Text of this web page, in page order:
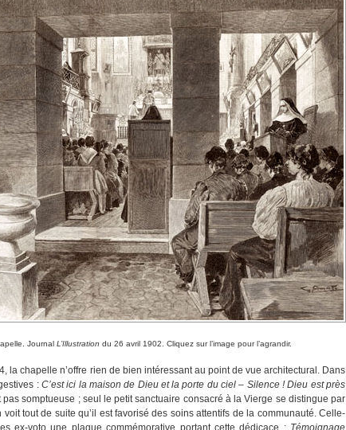
Journal L’Illustration du 26 avril 1902. Cliquez sur l’image pour l’agrandir.
la chapelle n’offre rien de bien intéressant au point de vue architectural. Dans
: C’est ici la maison de Dieu et la porte du ciel – Silence ! Dieu est près
pas somptueuse ; seul le petit sanctuaire consacré à la Vierge se distingue par
voit tout de suite qu’il est favorisé des soins attentifs de la communauté. Celle-
ex-voto une plaque commémorative portant cette dédicace : Témoignage